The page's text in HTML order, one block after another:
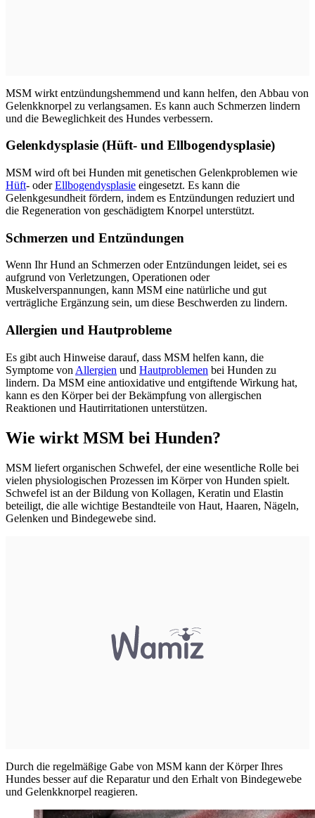
MSM wirkt entzündungshemmend und kann helfen, den Abbau von
Gelenkknorpel zu verlangsamen. Es kann auch Schmerzen lindern
und die Beweglichkeit des Hundes verbessern.
Gelenkdysplasie (Hüft- und Ellbogendysplasie)
MSM wird oft bei Hunden mit genetischen Gelenkproblemen wie
Hüft- oderEllbogendysplasie eingesetzt. Es kann die
Gelenkgesundheit fördern, indem es Entzündungen reduziert und
die Regeneration von geschädigtem Knorpel unterstützt.
Schmerzen und Entzündungen
Wenn Ihr Hund an Schmerzen oder Entzündungen leidet, sei es
aufgrund von Verletzungen, Operationen oder
Muskelverspannungen, kann MSM eine natürliche und gut
verträgliche Ergänzung sein, um diese Beschwerden zu lindern.
Allergien und Hautprobleme
Es gibt auch Hinweise darauf, dass MSM helfen kann, die
Symptome von Allergien und Hautproblemen bei Hunden zu
lindern. Da MSM eine antioxidative und entgiftende Wirkung hat,
kann es den Körper bei der Bekämpfung von allergischen
Reaktionen und Hautirritationen unterstützen.
Wie wirkt MSM bei Hunden?
MSM liefert organischen Schwefel, der eine wesentliche Rolle bei
vielen physiologischen Prozessen im Körper von Hunden spielt.
Schwefel ist an der Bildung von Kollagen, Keratin und Elastin
beteiligt, die alle wichtige Bestandteile von Haut, Haaren, Nägeln,
Gelenken und Bindegewebe sind.
Durch die regelmäßige Gabe von MSM kann der Körper Ihres
Hundes besser auf die Reparatur und den Erhalt von Bindegewebe
und Gelenkknorpel reagieren.